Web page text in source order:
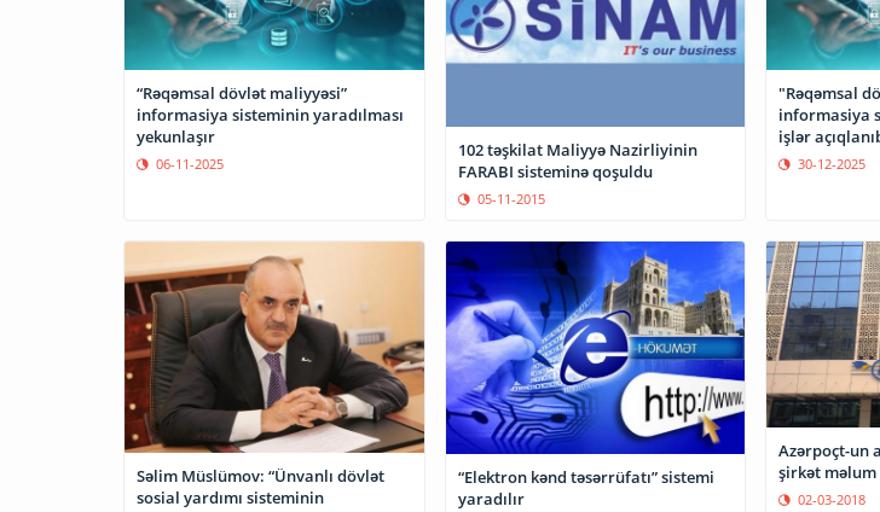
“Rəqəmsal dövlət maliyyəsi”
informasiya sisteminin yaradılması
yekunlaşır
06-11-2025
102 təşkilat Maliyyə Nazirliyinin
FARABI sisteminə qoşuldu
05-11-2015
"Rəqəmsal
informasiya
işlər
30-12-2025
Səlim Müslümov: “Ünvanlı dövlət
sosial yardımı sisteminin
“Elektron kənd təsərrüfatı” sistemi
yaradılır
Azərpoçt-un
şirkət
02-03-2018